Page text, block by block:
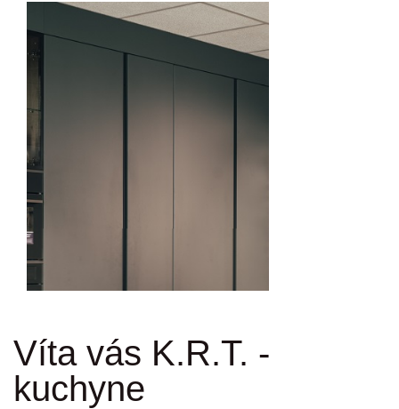
Víta vás K.R.T. -
kuchyne